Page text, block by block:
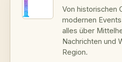
Von historischen
modernen
alles über
Nachrichten und
Region.